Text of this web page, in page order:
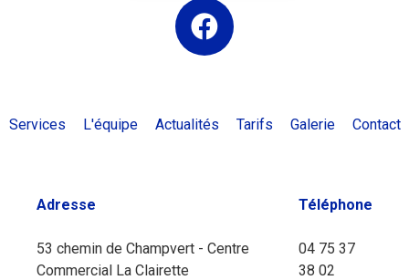
Services L'équipe Actualités Tarifs Galerie Contact
Adresse
53 chemin de Champvert - Centre
Commercial La Clairette
Téléphone
04 75 37
38 02